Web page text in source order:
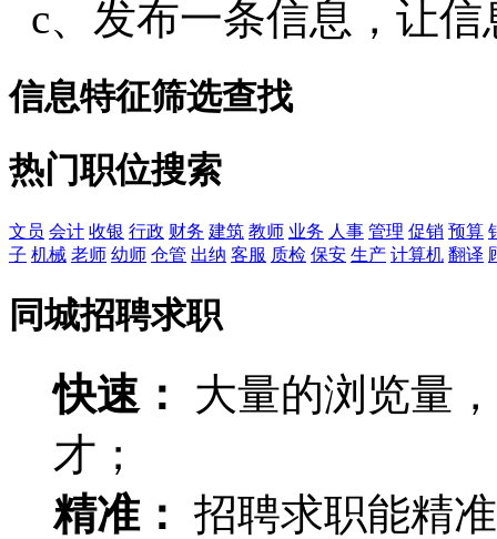
c、发布一条信息，让
信息特征筛选查找
热门职位搜索
文员 会计 收银 行政 财务 建筑 教师 业务 人事 管理 促销 预算
子 机械 老师 幼师 仓管 出纳 客服 质检 保安 生产 计算机 翻译
同城招聘求职
快速：
大量的浏览量
才；
精准： 招聘求职能精